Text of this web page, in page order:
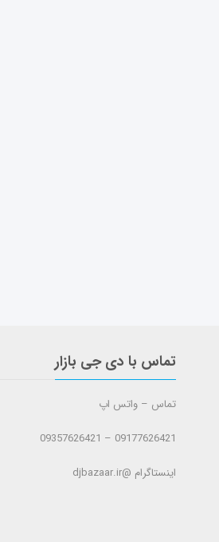
تماس با دی جی بازار
تماس – واتس اپ
09177626421 – 09357626421
اینستاگرام @djbazaar.ir